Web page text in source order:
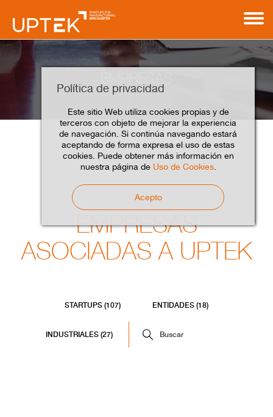
Política de privacidad
Este sitio Web utiliza cookies propias y de
terceros con objeto de mejorar la experiencia
de navegación. Si continúa navegando estará
aceptando de forma expresa el uso de estas
cookies. Puede obtener más información en
nuestra página de Uso de Cookies.
Acepto
Home Empresas Asociados
EMPRESAS
ASOCIADAS A UPTEK
STARTUPS (107) ENTIDADES (18)
INDUSTRIALES (27)